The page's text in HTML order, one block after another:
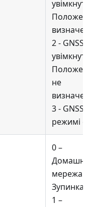
2 - GNSS
не
3 - GNSS в
режимі
0 –
Домашня
мережа.
Зупинка
1 –